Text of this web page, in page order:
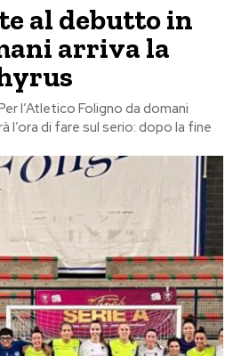
al debutto in
arriva la
l’Atletico Foligno da domani
di fare sul serio: dopo la fine